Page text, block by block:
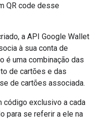
QR code desse
a API Google Wallet
à sua conta de
é uma combinação das
de cartões e das
de cartões associada.
código exclusivo a cada
para se referir a ele na